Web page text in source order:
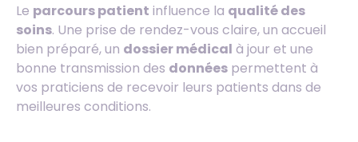
Le parcours patient influence la qualité des
soins. Une prise de rendez-vous claire, un accueil
bien préparé, un dossier médical à jour et une
bonne transmission des données permettent à
vos praticiens de recevoir leurs patients dans de
meilleures conditions.